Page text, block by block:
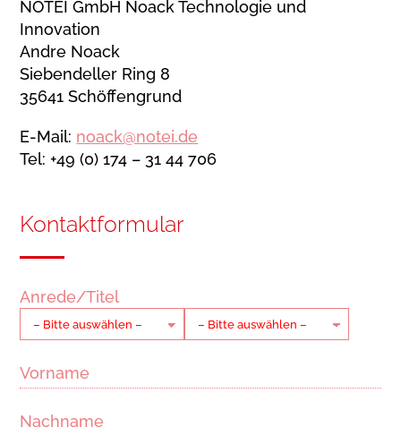
NOTEI GmbH Noack Technologie und
Innovation
Andre Noack
Siebendeller Ring 8
35641 Schöffengrund
E-Mail: noack@notei.de
Tel: +49 (0) 174 – 31 44 706
Kontaktformular
Anrede/Titel